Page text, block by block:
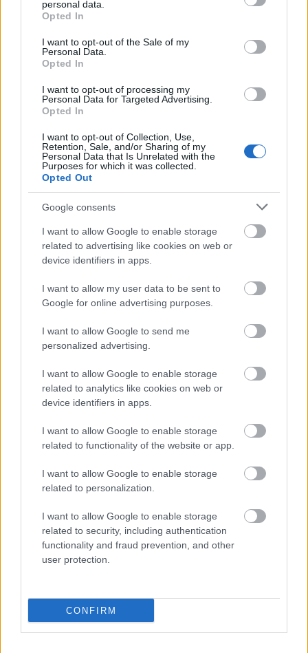
grant or deny consent to Google and its third-party tags to
use your data for below specified purposes in below Google
consent section.
personal data.
Opted In
I want to opt-out of the Sale of my
Personal Data.
Opted In
I want to opt-out of processing my
Personal Data for Targeted Advertising.
Opted In
I want to opt-out of Collection, Use,
Retention, Sale, and/or Sharing of my
Personal Data that Is Unrelated with the
Purposes for which it was collected.
Opted Out
Google consents
I want to allow Google to enable storage
related to advertising like cookies on web or
device identifiers in apps.
I want to allow my user data to be sent to
Google for online advertising purposes.
I want to allow Google to send me
personalized advertising.
I want to allow Google to enable storage
related to analytics like cookies on web or
device identifiers in apps.
I want to allow Google to enable storage
related to functionality of the website or app.
I want to allow Google to enable storage
related to personalization.
I want to allow Google to enable storage
related to security, including authentication
functionality and fraud prevention, and other
user protection.
CONFIRM
κατέβει προς την περιοχή μας προς τα τέλη της
επόμενης εβδομάδας 20-21 Ιανουαρίου!
ΔΕΛΤΙΟ ΚΑΙΡΟΥ με τον Σάκη Αρναούτογλου |